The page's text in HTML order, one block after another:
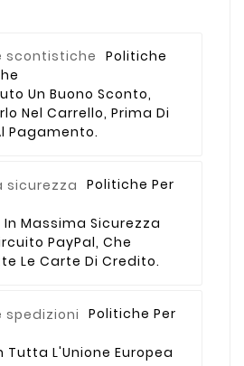
Politiche
Un Buono Sconto,
Nel Carrello, Prima Di
Pagamento.
Politiche Per
In Massima Sicurezza
PayPal, Che
Le Carte Di Credito.
Politiche Per
Tutta L'Unione Europea